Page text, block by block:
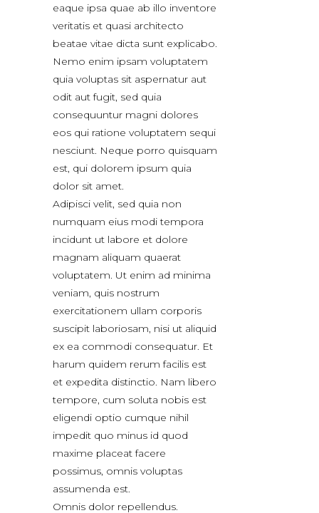
eaque ipsa quae ab illo inventore
veritatis et quasi architecto
beatae vitae dicta sunt explicabo.
Nemo enim ipsam voluptatem
quia voluptas sit aspernatur aut
odit aut fugit, sed quia
consequuntur magni dolores
eos qui ratione voluptatem sequi
nesciunt. Neque porro quisquam
est, qui dolorem ipsum quia
dolor sit amet.
Adipisci velit, sed quia non
numquam eius modi tempora
incidunt ut labore et dolore
magnam aliquam quaerat
voluptatem. Ut enim ad minima
veniam, quis nostrum
exercitationem ullam corporis
suscipit laboriosam, nisi ut aliquid
ex ea commodi consequatur. Et
harum quidem rerum facilis est
et expedita distinctio. Nam libero
tempore, cum soluta nobis est
eligendi optio cumque nihil
impedit quo minus id quod
maxime placeat facere
possimus, omnis voluptas
assumenda est.
Omnis dolor repellendus.